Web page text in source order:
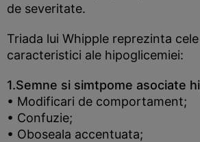
de severitate.
Triada lui Whipple reprezinta
caracteristici ale hipoglicemiei:
1.Semne si simtpome asociate
• Modificari de comportament;
• Confuzie;
• Oboseala accentuata;